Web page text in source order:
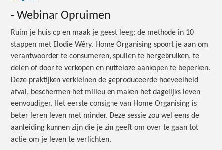
- Webinar Opruimen
Ruim je huis op en maak je geest leeg: de methode in 10
stappen met Elodie Wéry. Home Organising spoort je aan om
verantwoorder te consumeren, spullen te hergebruiken, te
delen of door te verkopen en nutteloze aankopen te beperken.
Deze praktijken verkleinen de geproduceerde hoeveelheid
afval, beschermen het milieu en maken het dagelijks leven
eenvoudiger. Het eerste consigne van Home Organising is
beter leren leven met minder. Deze sessie zou wel eens de
aanleiding kunnen zijn die je zin geeft om over te gaan tot
actie om je leven te verlichten.